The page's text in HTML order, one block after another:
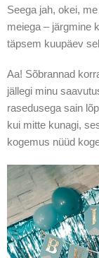
Seega jah, okei,
meiega – järgmine
täpsem kuupäev
Aa! Sõbrannad
jällegi minu
rasedusega sain
kui mitte kunagi,
kogemus nüüd